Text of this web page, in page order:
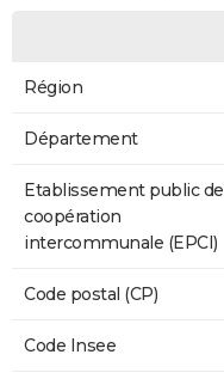
Région
Département
Etablissement public de
coopération
intercommunale (EPCI)
Code postal (CP)
Code Insee